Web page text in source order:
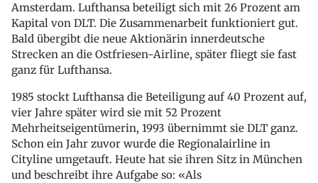
Amsterdam. Lufthansa beteiligt sich mit 26 Prozent am
Kapital von DLT. Die Zusammenarbeit funktioniert gut.
Bald übergibt die neue Aktionärin innerdeutsche
Strecken an die Ostfriesen-Airline, später fliegt sie fast
ganz für Lufthansa.
1985 stockt Lufthansa die Beteiligung auf 40 Prozent auf,
vier Jahre später wird sie mit 52 Prozent
Mehrheitseigentümerin, 1993 übernimmt sie DLT ganz.
Schon ein Jahr zuvor wurde die Regionalairline in
Cityline umgetauft. Heute hat sie ihren Sitz in München
und beschreibt ihre Aufgabe so: «Als